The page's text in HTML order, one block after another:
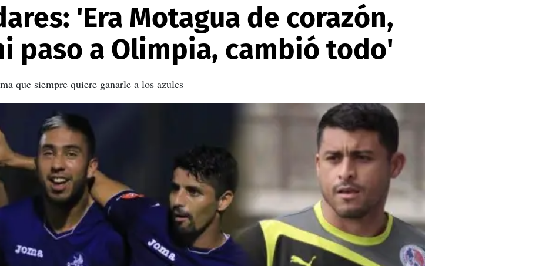
'Era Motagua de corazón,
paso a Olimpia, cambió todo'
que siempre quiere ganarle a los azules